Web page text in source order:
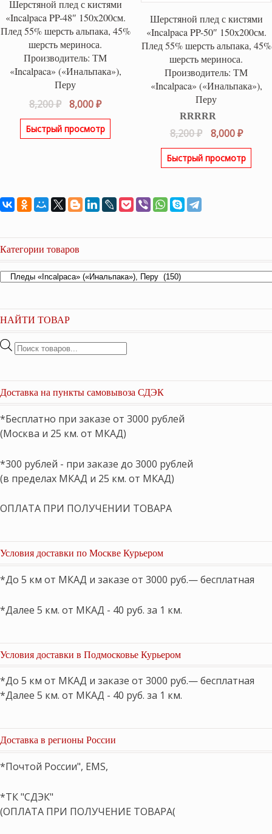
Шерстяной плед с кистями
«Incalpaca PP-48″ 150х200см.
Плед 55% шерсть альпака, 45%
шерсть мериноса.
Производитель: ТМ
«Incalpaca» («Инальпака»),
Перу
8,200₽
Первоначальная
цена
составляла
8,000₽Текущая
цена:
8,000 ₽.
Быстрый просмотр
Шерстяной плед с кистями
«Incalpaca PP-50″ 150х200см.
Плед 55% шерсть альпака, 45%
шерсть мериноса.
Производитель: ТМ
«Incalpaca» («Инальпака»),
Перу
Оценка5.00
8,200₽
цена
составляла
8,000₽
цена:
8,000
Быстрый просмотр
Категории товаров
НАЙТИ ТОВАР
Поиск
Доставка на пункты самовывоза СДЭК
*Бесплатно при заказе от 3000 рублей
(Москва и 25 км. от МКАД)
*300 рублей - при заказе до 3000 рублей
(в пределах МКАД и 25 км. от МКАД)
ОПЛАТА ПРИ ПОЛУЧЕНИИ ТОВАРА
Условия доставки по Москве Курьером
*До 5 км от МКАД и заказе от 3000 руб.— бесплатная
*Далее 5 км. от МКАД - 40 руб. за 1 км.
Условия доставки в Подмосковье Курьером
*До 5 км от МКАД и заказе от 3000 руб.— бесплатная
*Далее 5 км. от МКАД - 40 руб. за 1 км.
Доставка в регионы России
*Почтой России", EMS,
*ТК "СДЭК"
(ОПЛАТА ПРИ ПОЛУЧЕНИЕ ТОВАРА(